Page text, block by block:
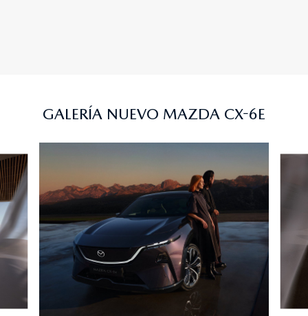
GALERÍA NUEVO MAZDA CX-6E